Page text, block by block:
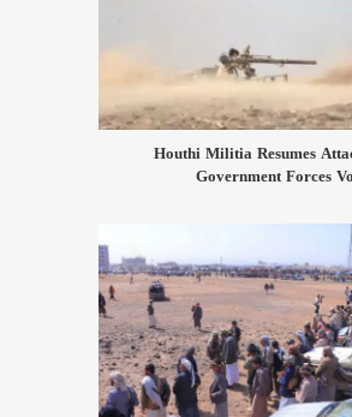
Houthi Militia Resumes
Government Forces